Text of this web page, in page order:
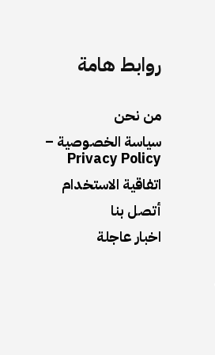
روابط هامة
من نحن
سياسة الخصوصية –
Privacy Policy
اتفاقية الاستخدام
أتصل بنا
اخبار عاجلة